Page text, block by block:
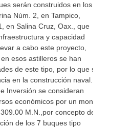
serán construidos en los
Núm. 2, en Tampico,
en Salina Cruz, Oax., que
y capacidad
a cabo este proyecto,
esos astilleros se han
de este tipo, por lo que se
en la construcción naval.
Inversión se consideran
económicos por un monto
M.N.,por concepto de
de los 7 buques tipo